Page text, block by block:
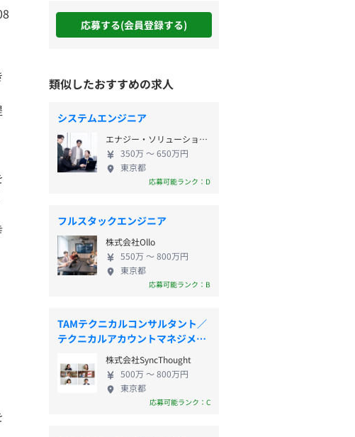
応募する(会員登録する)
類似したおすすめの求人
システムエンジニア
エナジー・ソリューションズ株式会社
350万 〜 650万円
東京都
応募可能ランク：D
フルスタックエンジニア
株式会社Ollo
550万 〜 800万円
東京都
応募可能ランク：B
TAMテクニカルコンサルタント／
テクニカルアカウントマネジメン
株式会社SyncThought
500万 〜 800万円
東京都
応募可能ランク：C